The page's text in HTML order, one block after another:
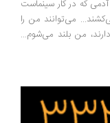
که در کار سینماست
می‌توانند من را
من بلند می‌شوم...